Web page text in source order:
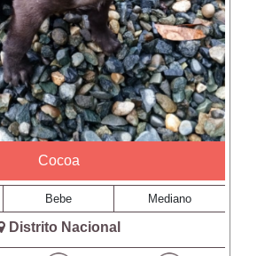
Cocoa
Bebe Mediano
Distrito Nacional